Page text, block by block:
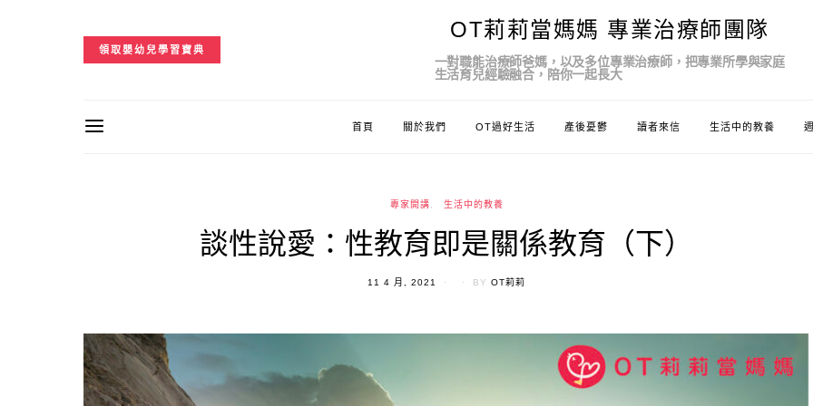
領取嬰幼兒學習寶典
OT莉莉當媽媽 專業治療師團隊
一對職能治療師爸媽，以及多位專業治療師，把專業所學與家庭
生活育兒經驗融合，陪你一起長大
首頁 關於我們 OT過好生活 產後憂鬱 讀者來信 生活中的教養
專家開講 生活中的教養
談性說愛：性教育即是關係教育（下）
POSTED
11 4 月, 2021 BY OT莉莉